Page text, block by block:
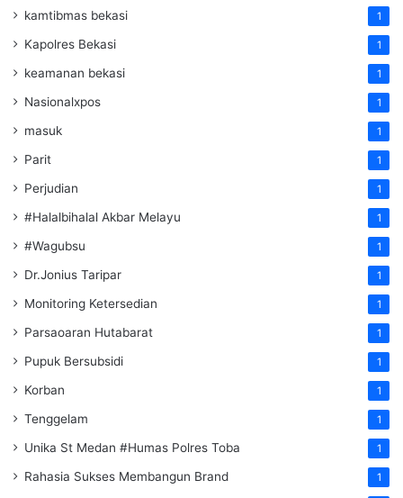
kamtibmas bekasi 1
Kapolres Bekasi 1
keamanan bekasi 1
Nasionalxpos 1
masuk 1
Parit 1
Perjudian 1
#Halalbihalal Akbar Melayu 1
#Wagubsu 1
Dr.Jonius Taripar 1
Monitoring Ketersedian 1
Parsaoaran Hutabarat 1
Pupuk Bersubsidi 1
Korban 1
Tenggelam 1
Unika St Medan #Humas Polres Toba 1
Rahasia Sukses Membangun Brand 1